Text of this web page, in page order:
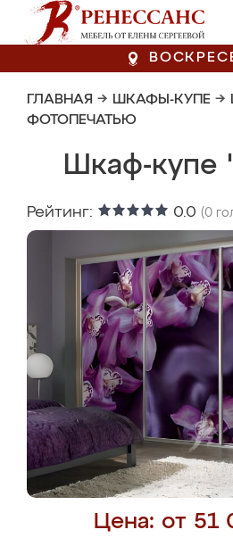
ГЛАВНАЯ → ШКАФЫ-КУПЕ →
ФОТОПЕЧАТЬЮ
Шкаф-купе
Рейтинг: 0.0 (0
Цена: от 51